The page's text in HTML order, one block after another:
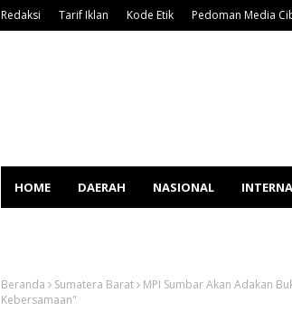
Redaksi Tarif Iklan Kode Etik Pedoman Media
HOME DAERAH NASIONAL
Beranda Sumatera Barat
MPI Sumbar Akan Adakan
Kebersamaan"